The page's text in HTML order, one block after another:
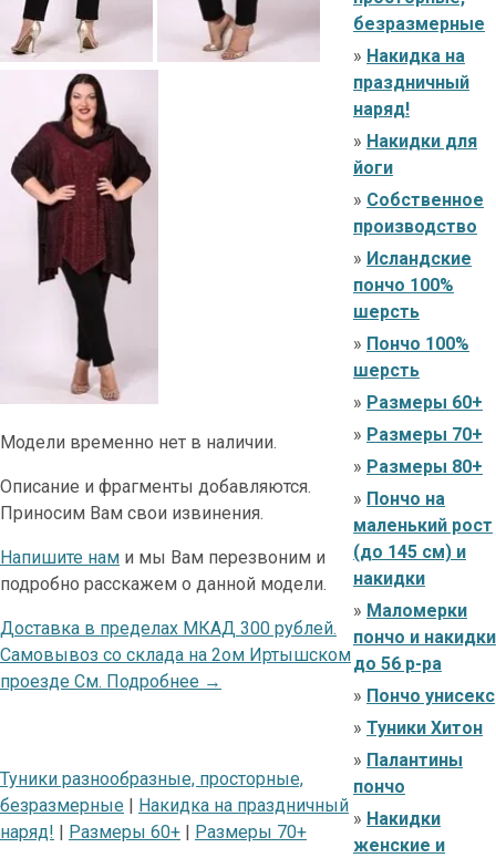
Модели временно нет в наличии.
Описание и фрагменты добавляются.
Приносим Вам свои извинения.
Напишите нам и мы Вам перезвоним и
подробно расскажем о данной модели.
Доставка в пределах МКАД 300 рублей.
Самовывоз со склада на 2ом Иртышском
проезде См. Подробнее →
Туники разнообразные, просторные,
безразмерные
Накидка на праздничный
наряд!
Размеры 60+ Размеры 70+
безразмерные
» Накидка на
праздничный
наряд!
» Накидки для
йоги
» Собственное
производство
» Исландские
пончо 100%
шерсть
» Пончо 100%
шерсть
» Размеры 60+
» Размеры 70+
» Размеры 80+
» Пончо на
маленький рост
(до 145 см) и
накидки
» Маломерки
пончо и накидки
до 56 р-ра
» Пончо унисекс
» Туники Хитон
» Палантины
пончо
» Накидки
женские и